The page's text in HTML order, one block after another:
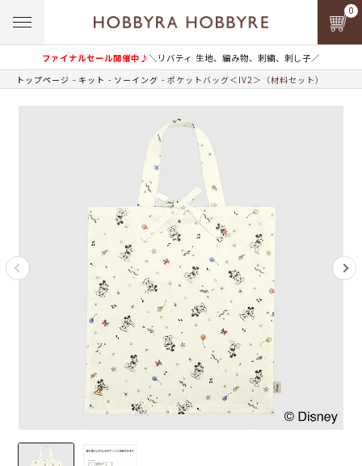
ファイナルセール開催中♪＼リバティ 生地、編み物、刺繍、刺し子／
0
トップページ キット ソーイング ポケットバッグ＜IV2＞（材料セット）